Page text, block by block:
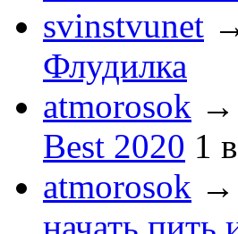
svinstvunet
Флудилка
atmorosok →
Best 2020 1 в
atmorosok →